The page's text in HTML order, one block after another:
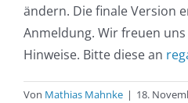
ändern. Die finale Version
Anmeldung. Wir freuen
Hinweise. Bitte diese an
Von Mathias Mahnke | 18.